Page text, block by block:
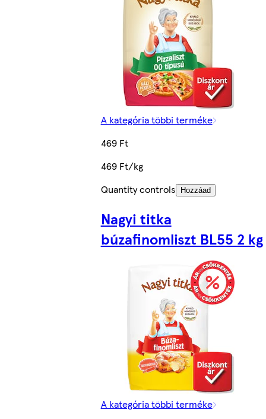
A kategória többi terméke
469 Ft
469 Ft/kg
Quantity controls
Hozzáad
Nagyi titka
búzafinomliszt BL55 2 kg
A kategória többi terméke